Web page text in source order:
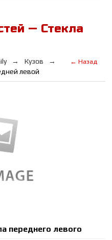
— Стекла
Кузов
левой
← Назад
переднего левого